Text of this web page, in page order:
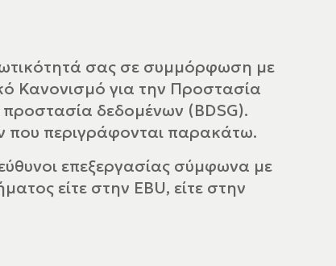
σας σε συμμόρφωση με
Κανονισμό για την Προστασία
δεδομένων (BDSG).
που περιγράφονται παρακάτω.
επεξεργασίας σύμφωνα με
είτε στην EBU, είτε στην